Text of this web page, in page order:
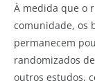
À medida que o
comunidade, os
permanecem
randomizados
outros estudos,